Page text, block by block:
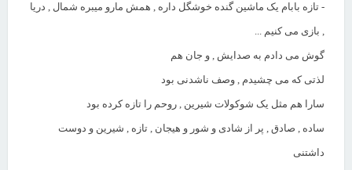
- تازه بابام یک ماشین گنده خوشگل داره , همش مارو میبره شمال , دریا
, بازی می کنیم ...
گوش می دادم به صدایش , و جان هم
لذتی که می چشیدم , وصف ناشدنی بود
سارا هم مثل یک شوکولات شیرین , روحم را تازه کرده بود
ساده , صادق , پر از شادی و شور و هیجان , تازه , شیرین و دوست
داشتنی